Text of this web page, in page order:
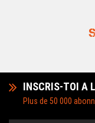
INSCRIS-TOI A
Plus de 50 000